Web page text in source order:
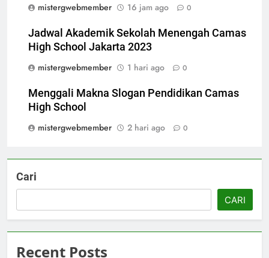
mistergwebmember
16 jam ago 0
Jadwal Akademik Sekolah Menengah Camas
High School Jakarta 2023
mistergwebmember
1 hari ago 0
Menggali Makna Slogan Pendidikan Camas
High School
mistergwebmember
2 hari ago 0
Cari
CARI
Recent Posts